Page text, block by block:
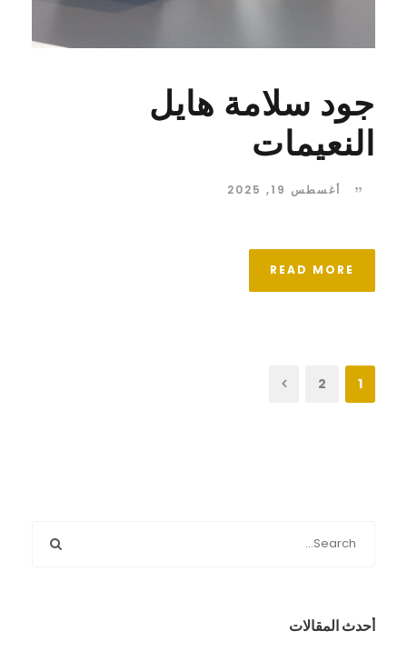
جود سلامة هايل
النعيمات
أغسطس 19, 2025
READ MORE
1
2
أحدث المقالات